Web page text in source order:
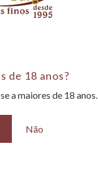
de 18 anos?
a maiores de 18 anos.
Não